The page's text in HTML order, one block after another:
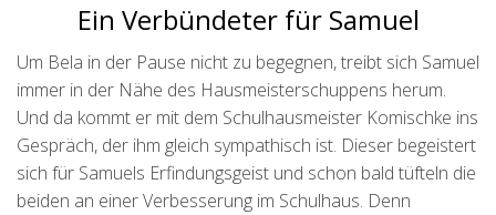
Ein Verbündeter für Samuel
Um Bela in der Pause nicht zu begegnen, treibt sich Samuel
immer in der Nähe des Hausmeisterschuppens herum.
Und da kommt er mit dem Schulhausmeister Komischke ins
Gespräch, der ihm gleich sympathisch ist. Dieser begeistert
sich für Samuels Erfindungsgeist und schon bald tüfteln die
beiden an einer Verbesserung im Schulhaus. Denn